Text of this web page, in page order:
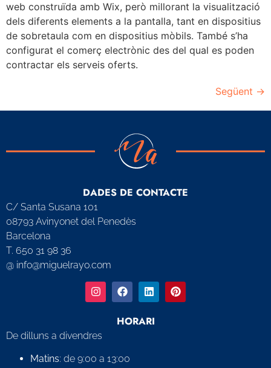
web construïda amb Wix, però millorant la visualització
dels diferents elements a la pantalla, tant en dispositius
de sobretaula com en dispositius mòbils. També s’ha
configurat el comerç electrònic des del qual es poden
contractar els serveis oferts.
Següent →
DADES DE CONTACTE
C/ Santa Susana 101
08793 Avinyonet del Penedès
Barcelona
T. 650 31 98 36
@ info@miguelrayo.com
HORARI
De dilluns a divendres
Matins: de 9:00 a 13:00